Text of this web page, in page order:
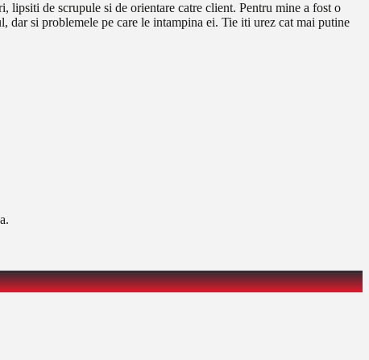
lipsiti de scrupule si de orientare catre client. Pentru mine a fost o
dar si problemele pe care le intampina ei. Tie iti urez cat mai putine